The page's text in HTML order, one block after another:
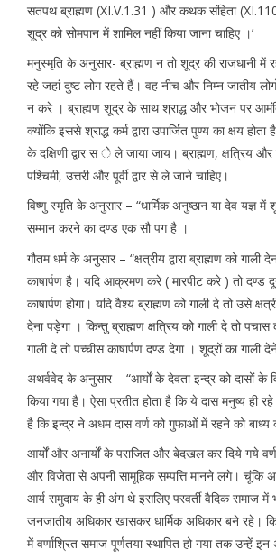
सतपथ ब्राह्मण (XI.V.1.31 ) और कथक संहिता
शूद्र को सोमपान में शामिल नहीं किया जाना चाहिए ।’
मनुस्मृति के अनुसार- ब्राह्मण न तो शूद्र की राजधानी
रहे जहां दुष्ट लोग रहते हैं। वह नीच और निम्न जातीय
न करे । ब्राह्मण शूद्र के साथ श्राद्ध और भोजन पर
क्योंकि इससे श्राद्ध कर्म द्वारा उपार्जित पुण्य का क्षय
के दक्षिणी द्वार स े ले जाया जाय। ब्राह्मण, क्षत्रिय
पश्चिमी, उत्तरी और पूर्वी द्वार से ले जाने चाहिए।
विष्णु स्मृति के अनुसार – “धार्मिक अनुष्ठान या देव यज्ञ में
सम्मान करने का दण्ड एक सौ पग है ।
गौतम धर्म के अनुसार – “क्षत्रीय द्वारा ब्राह्मण को गाली
काषार्पण है। यदि आक्रमण करे ( मारपीट करे ) तो दण्ड
काषार्पण होगा। यदि वैश्य ब्राह्मण को गाली दे तो उसे
देना पड़ेगा । किन्तु ब्राह्मण क्षत्रिय को गाली दे तो
गाली दे तो पच्चीस काषार्पण दण्ड देगा । शूद्रों का गाली
अथर्ववेद के अनुसार – “आर्यों के देवता इन्द्र को दासों के
किया गया है। ऐसा प्रतीत होता है कि ये दास मनुष्य ही
है कि इन्द्र ने अधम दास वर्ण को गुफाओं में रहने को बाध्य
आर्यों और अनार्यों के पराजित और बेदखल कर दिये गये
और विजेता से अपनी सामूहिक सम्पत्ति मानने लगे। चूंकि
आर्य समुदाय के ही अंग थे इसलिए परवर्ती वैदिक समाज
जनजातीय अधिकार खासकर धार्मिक अधिकार बने रहे।
में वर्णाश्रित समाज पूर्णतया स्थापित हो गया तक उन्हें